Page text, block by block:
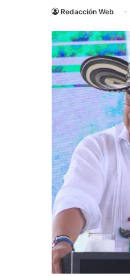
Redacción Web